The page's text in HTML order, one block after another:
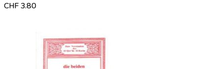
CHF 3.80